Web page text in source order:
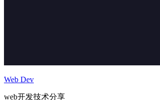
Web Dev
web开发技术分享